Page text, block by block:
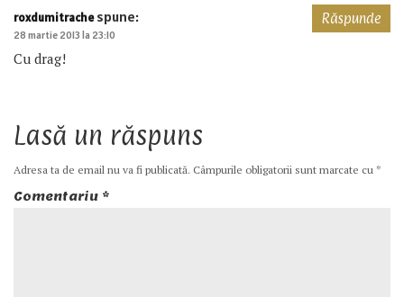
roxdumitrache spune:
28 martie 2013 la 23:10
Cu drag!
Răspunde
Lasă un răspuns
Adresa ta de email nu va fi publicată. Câmpurile obligatorii sunt marcate cu *
Comentariu *